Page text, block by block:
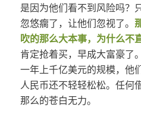
是因为他们看不到风险吗？
忽悠瘸了，让他们忽视了。
吹的那么大本事，为什么不
肯定抢着买，早成大富豪了
一年上千亿美元的规模，他
人民币还不轻轻松松。任何
那么的苍白无力。